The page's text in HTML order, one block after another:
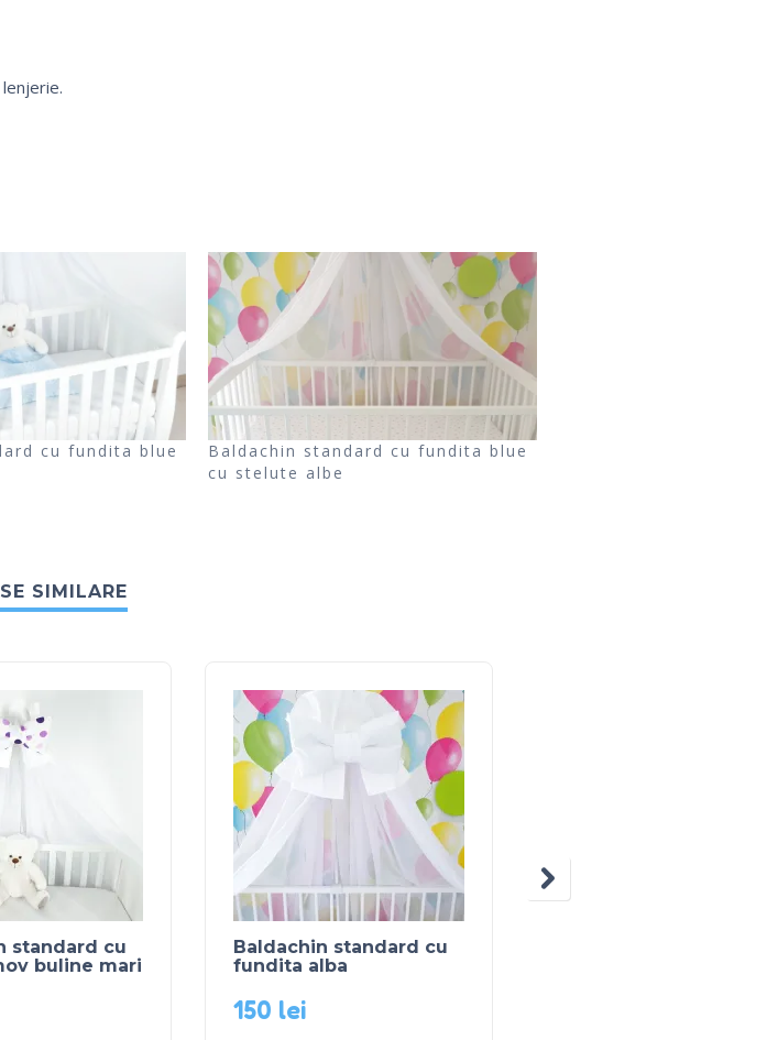
cu fundita blue
Baldachin standard cu fundita blue
cu stelute albe
SIMILARE
standard cu
buline mari
Baldachin standard cu
fundita alba
150 lei